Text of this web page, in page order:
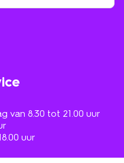
van 8.30 tot 21.00 uur
uur